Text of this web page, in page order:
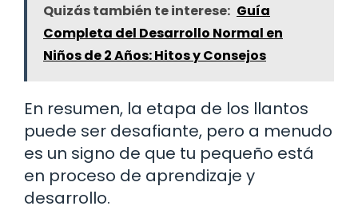
Quizás también te interese: Guía
Completa del Desarrollo Normal en
Niños de 2 Años: Hitos y Consejos
En resumen, la etapa de los llantos
puede ser desafiante, pero a menudo
es un signo de que tu pequeño está
en proceso de aprendizaje y
desarrollo.